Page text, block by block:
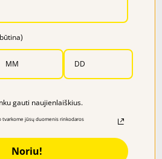
gauti naujienlaiškius.
tvarkome jūsų duomenis rinkodaros
Noriu!